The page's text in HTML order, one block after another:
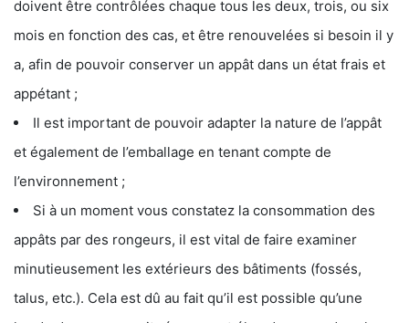
doivent être contrôlées chaque tous les deux, trois, ou six
mois en fonction des cas, et être renouvelées si besoin il y
a, afin de pouvoir conserver un appât dans un état frais et
appétant ;
Il est important de pouvoir adapter la nature de l’appât
et également de l’emballage en tenant compte de
l’environnement ;
Si à un moment vous constatez la consommation des
appâts par des rongeurs, il est vital de faire examiner
minutieusement les extérieurs des bâtiments (fossés,
talus, etc.). Cela est dû au fait qu’il est possible qu’une